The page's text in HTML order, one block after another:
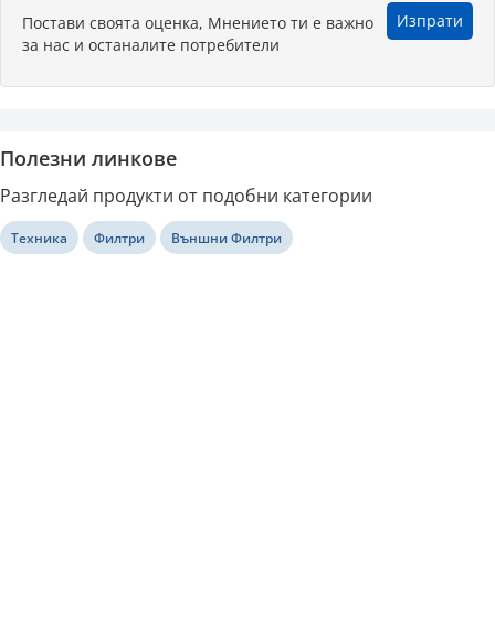
Постави своята оценка, Мнението ти е важно
за нас и останалите потребители
Изпрати
Полезни линкове
Разгледай продукти от подобни категории
Техника Филтри Външни Филтри